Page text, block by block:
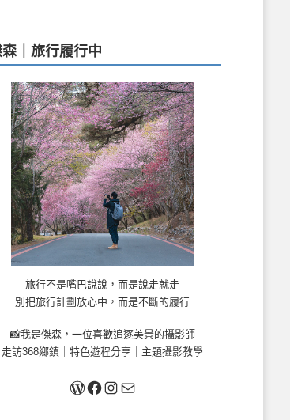
｜旅行履行中
旅行不是嘴巴說說，而是說走就走
別把旅行計劃放心中，而是不斷的履行
📸我是傑森，一位喜歡追逐美景的攝影師
走訪368鄉鎮｜特色遊程分享｜主題攝影教學
關於我 Facebook
Instagram